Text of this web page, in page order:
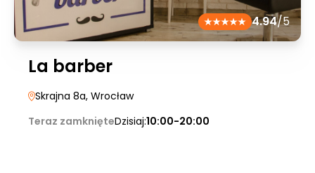
4.94/5
La barber
Skrajna 8a, Wrocław
Teraz zamknięteDzisiaj:10:00-20:00